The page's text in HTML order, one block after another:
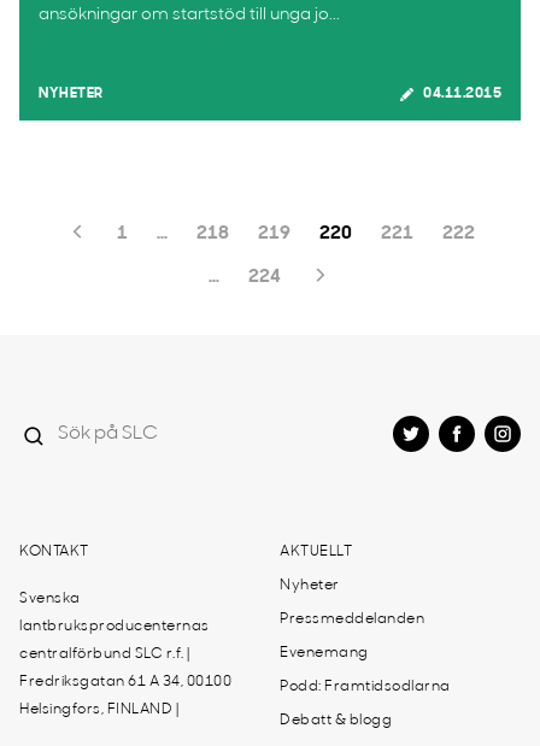
ansökningar om startstöd till unga jo...
NYHETER 04.11.2015
1 … 218 219 220 221 222
… 224
KONTAKT
Svenska
lantbruksproducenternas
centralförbund SLC r.f. |
Fredriksgatan 61 A 34, 00100
Helsingfors, FINLAND |
AKTUELLT
Nyheter
Pressmeddelanden
Evenemang
Podd: Framtidsodlarna
Debatt & blogg